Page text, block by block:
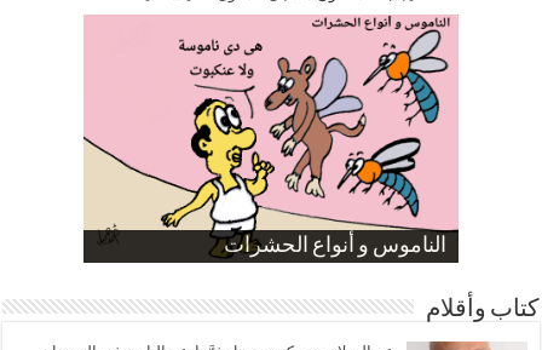
الناموس و أنواع الحشرات
الموظفين بعد ارتفاع الأسعار
ارتفاع نسبة الطلاق في مصر
صورة كاركاتيرية
صورة كاركاتيرية
كتاب وأقلام